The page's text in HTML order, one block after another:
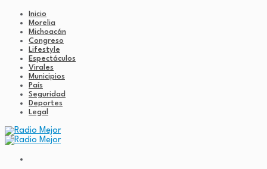
Inicio
Morelia
Michoacán
Congreso
Lifestyle
Espectáculos
Virales
Municipios
País
Seguridad
Deportes
Legal